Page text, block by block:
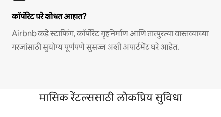
कॉर्पोरेट घरे शोधत आहात?
Airbnb कडे स्टाफिंग, कॉर्पोरेट गृहनिर्माण आणि तात्पुरत्या वास्तव्याच्या
गरजांसाठी सुयोग्य पूर्णपणे सुसज्ज अशी अपार्टमेंट घरे आहेत.
मासिक रेंटल्ससाठी लोकप्रिय सुविधा